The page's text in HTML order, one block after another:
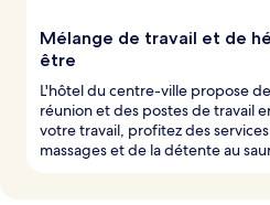
Mélange de travail et de
être
L'hôtel du centre-ville propose
réunion et des postes de travail
votre travail, profitez des
massages et de la détente au